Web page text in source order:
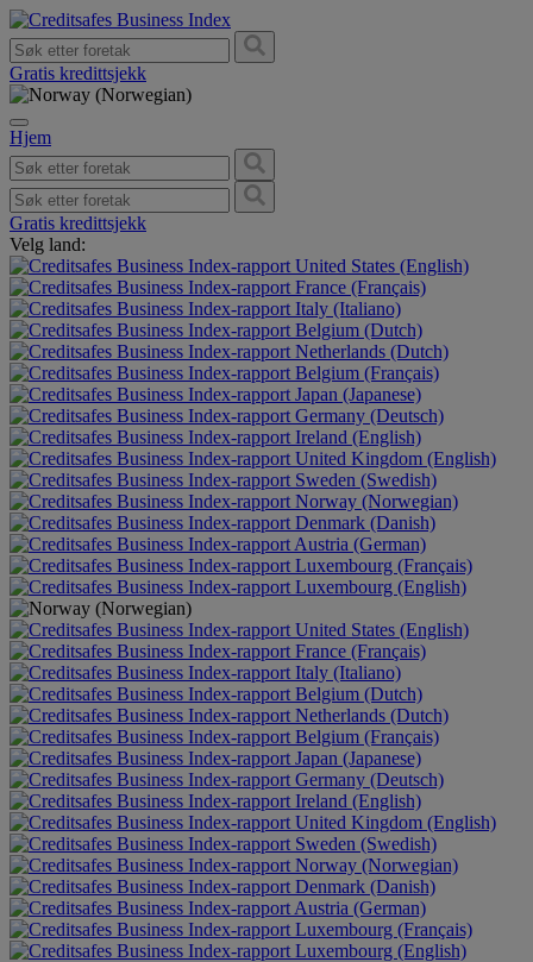
Gratis kredittsjekk
Hjem
Gratis kredittsjekk
Velg land:
United States (English)
France (Français)
Italy (Italiano)
Belgium (Dutch)
Netherlands (Dutch)
Belgium (Français)
Japan (Japanese)
Germany (Deutsch)
Ireland (English)
United Kingdom (English)
Sweden (Swedish)
Norway (Norwegian)
Denmark (Danish)
Austria (German)
Luxembourg (Français)
Luxembourg (English)
United States (English)
France (Français)
Italy (Italiano)
Belgium (Dutch)
Netherlands (Dutch)
Belgium (Français)
Japan (Japanese)
Germany (Deutsch)
Ireland (English)
United Kingdom (English)
Sweden (Swedish)
Norway (Norwegian)
Denmark (Danish)
Austria (German)
Luxembourg (Français)
Luxembourg (English)